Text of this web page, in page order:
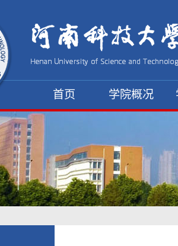
首页 学院概况